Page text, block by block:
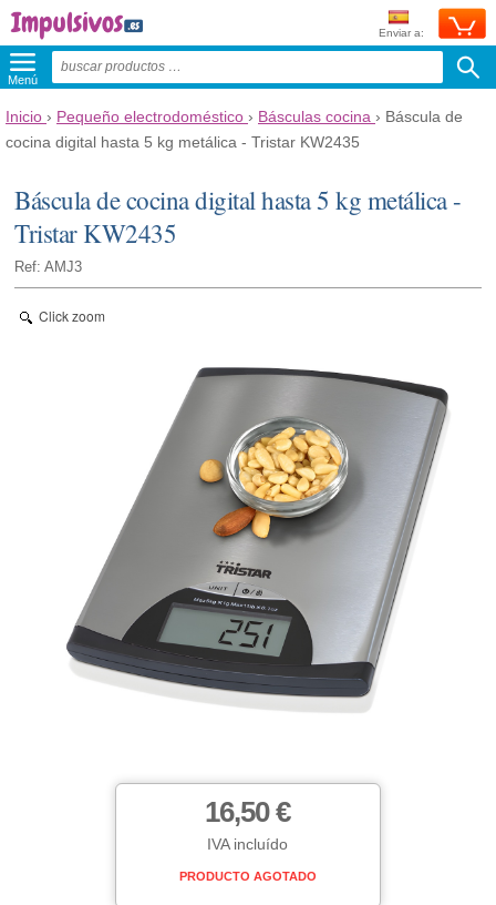
Enviar a:
Menú
Inicio › Pequeño electrodoméstico › Básculas cocina › Báscula de
cocina digital hasta 5 kg metálica - Tristar KW2435
Báscula de cocina digital hasta 5 kg metálica -
Tristar KW2435
Ref: AMJ3
Click zoom
16,50 €
IVA incluído
PRODUCTO AGOTADO